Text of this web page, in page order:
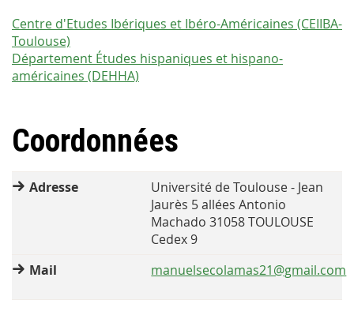
Centre d'Etudes Ibériques et Ibéro-Américaines (CEIIBA-
Toulouse)
Département Études hispaniques et hispano-
américaines (DEHHA)
Coordonnées
Adresse
Université de Toulouse - Jean
Jaurès 5 allées Antonio
Machado 31058 TOULOUSE
Cedex 9
Mail
manuelsecolamas21@gmail.com